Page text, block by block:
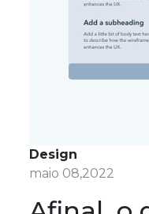
Design
maio 08,2022